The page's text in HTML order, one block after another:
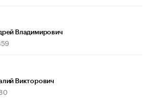
Владимирович
Викторович